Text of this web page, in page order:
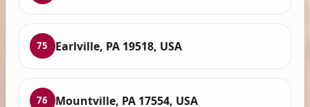
75 Earlville, PA 19518, USA
76 Mountville, PA 17554, USA